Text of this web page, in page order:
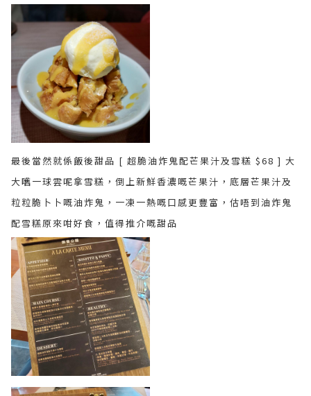
最後當然就係飯後甜品 [ 超脆油炸鬼配芒果汁及雪糕 $68 ] 大
大嚿一球雲呢拿雪糕，倒上新鮮香濃嘅芒果汁，底層芒果汁及
粒粒脆卜卜嘅油炸鬼，一凍一熱嘅口感更豐富，估唔到油炸鬼
配雪糕原來咁好食，值得推介嘅甜品